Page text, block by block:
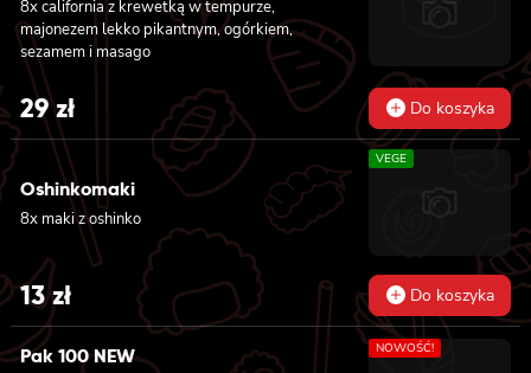
sałatą i majonezem lekko pikantnym, 8x maki
z kanpyo
8x california z krewetką w tempurze,
majonezem lekko pikantnym, ogórkiem,
sezamem i masago
29zł Do koszyka
Oshinkomaki
8x maki z oshinko
VEGE
13zł Do koszyka
Pak 100 NEW NOWOŚĆ!